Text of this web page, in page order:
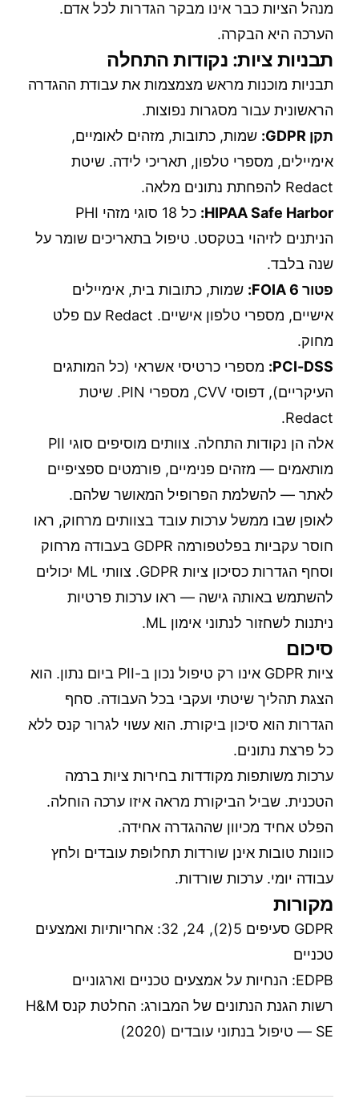
מנהל הציות כבר אינו מבקר הגדרות לכל אדם.
הערכה היא הבקרה.
תבניות ציות: נקודות התחלה
תבניות מוכנות מראש מצמצמות את עבודת ההגדרה
הראשונית עבור מסגרות נפוצות.
תקן GDPR:
שמות, כתובות, מזהים לאומיים,
אימיילים, מספרי טלפון, תאריכי לידה. שיטת
Redact להפחתת נתונים מלאה.
HIPAA Safe Harbor:
כל 18 סוגי מזהי PHI
הניתנים לזיהוי בטקסט. טיפול בתאריכים שומר על
שנה בלבד.
פטור FOIA 6:
שמות, כתובות בית, אימיילים
אישיים, מספרי טלפון אישיים. Redact עם פלט
מחוק.
PCI-DSS: מספרי כרטיסי אשראי (כל המותגים
העיקריים), דפוסי CVV, מספרי PIN. שיטת
Redact.
אלה הן נקודות התחלה. צוותים מוסיפים סוגי PII
מותאמים — מזהים פנימיים, פורמטים ספציפיים
לאתר — להשלמת הפרופיל המאושר שלהם.
לאופן שבו ממשל ערכות עובד בצוותים מרחוק, ראו
חוסר עקביות בפלטפורמה GDPR בעבודה מרחוק
וסחף הגדרות כסיכון ציות GDPR
. צוותי ML יכולים
להשתמש באותה גישה — ראו ערכות פרטיות
ניתנות לשחזור לנתוני אימון ML
.
סיכום
ציות GDPR אינו רק טיפול נכון ב-PII ביום נתון. הוא
הצגת תהליך שיטתי ועקבי בכל העבודה. סחף
הגדרות הוא סיכון ביקורת. הוא עשוי לגרור קנס ללא
כל פרצת נתונים.
ערכות משותפות מקודדות בחירות ציות ברמה
הטכנית. שביל הביקורת מראה איזו ערכה הוחלה.
הפלט אחיד מכיוון שההגדרה אחידה.
כוונות טובות אינן שורדות תחלופת עובדים ולחץ
עבודה יומי. ערכות שורדות.
מקורות
GDPR סעיפים 5(2), 24, 32: אחריותיות ואמצעים
טכניים
EDPB: הנחיות על אמצעים טכניים וארגוניים
רשות הגנת הנתונים של המבורג: החלטת קנס H&M
SE — טיפול בנתוני עובדים (2020)